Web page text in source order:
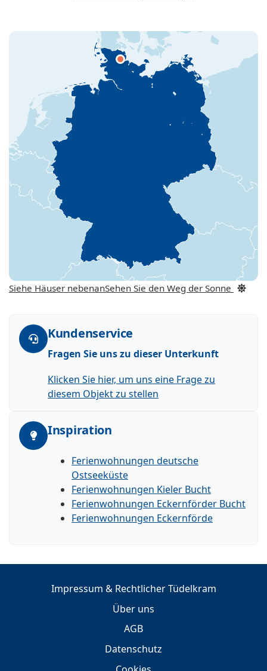
Siehe Häuser nebenanSehen Sie den Weg der Sonne
Kundenservice
Fragen Sie uns zu dieser Unterkunft
Klicken Sie hier, um uns eine Frage zu
diesem Objekt zu stellen
Inspiration
Ferienwohnungen deutsche
Ostseeküste
Ferienwohnungen Kieler Bucht
Ferienwohnungen Eckernförder Bucht
Ferienwohnungen Eckernförde
Impressum & Rechtlicher Tüdelkram
Über uns
AGB
Datenschutz